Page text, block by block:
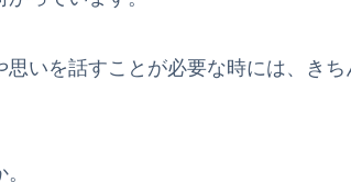
いを話すことが必要な時には、きち